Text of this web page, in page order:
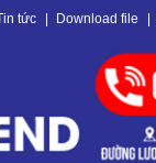
tức Download file